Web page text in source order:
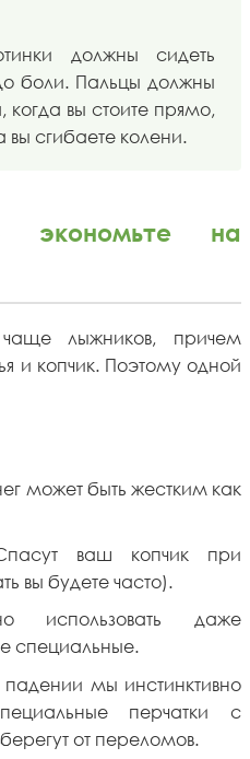
должны сидеть
боли. Пальцы должны
когда вы стоите прямо,
вы сгибаете колени.
на
лыжников, причем
и копчик. Поэтому одной
может быть жестким как
ваш копчик при
вы будете часто).
использовать даже
специальные.
мы инстинктивно
перчатки с
от переломов.